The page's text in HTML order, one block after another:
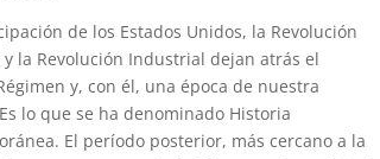
de los Estados Unidos, la Revolución
y la Revolución Industrial dejan atrás el
y, con él, una época de nuestra
lo que se ha denominado Historia
El período posterior, más cercano a la